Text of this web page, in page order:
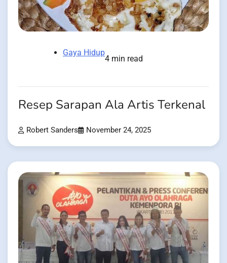
Gaya Hidup
4 min read
Resep Sarapan Ala Artis Terkenal
Robert Sanders November 24, 2025